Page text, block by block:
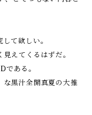
て欲しい。
えてくるはずだ。
ある。
な黒汁全開真夏の大推